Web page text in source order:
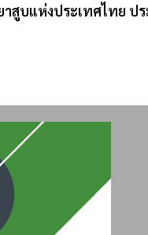
สูบแห่งประเทศไทย ปร